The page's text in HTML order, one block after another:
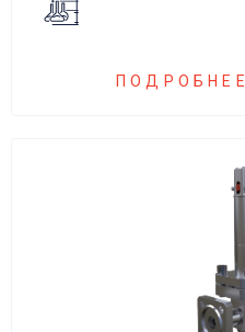
направлении.
ПОДРОБНЕЕ